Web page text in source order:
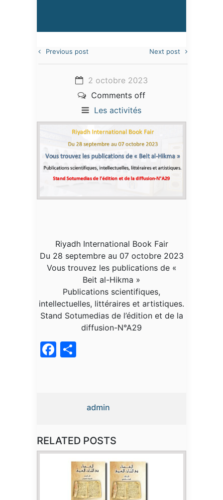
Previous post Next post
2 octobre 2023
Comments off
Les activités
Riyadh International Book Fair
Du 28 septembre au 07 octobre 2023
Vous trouvez les publications de «
Beit al-Hikma »
Publications scientifiques,
intellectuelles, littéraires et artistiques.
Stand Sotumedias de l’édition et de la
diffusion-N°A29
Facebook
admin
RELATED POSTS